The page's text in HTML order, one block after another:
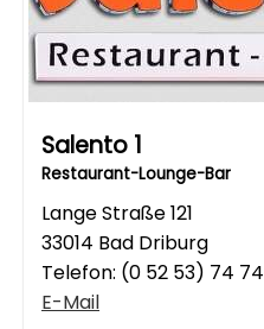
Salento 1
Restaurant-Lounge-Bar
Lange Straße 121
33014 Bad Driburg
Telefon: (0 52 53) 74 74
E-Mail